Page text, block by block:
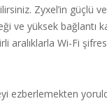
Zyxel’in güçlü
ve yüksek bağlantı
aralıklarla Wi-Fi
ezberlemekten